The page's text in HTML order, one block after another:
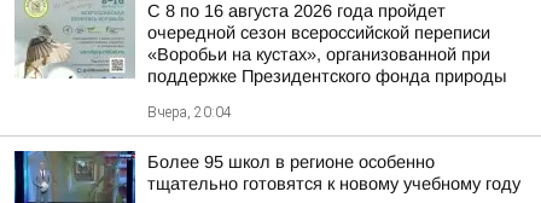
С 8 по 16 августа 2026 года пройдет
очередной сезон всероссийской переписи
«Воробьи на кустах», организованной при
поддержке Президентского фонда природы
Вчера, 20:04
Более 95 школ в регионе особенно
тщательно готовятся к новому учебному году